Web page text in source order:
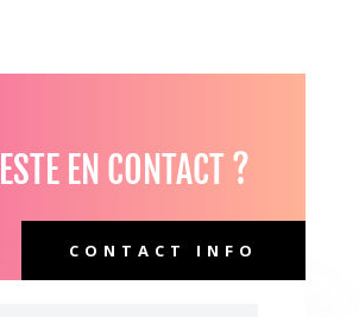
EN CONTACT ?
CONTACT INFO